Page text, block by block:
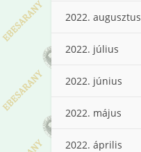
2022. augusztus
2022. július
2022. június
2022. május
2022. április